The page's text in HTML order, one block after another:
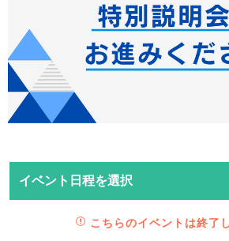
イベント日程を選択
こちらのイベントは終了